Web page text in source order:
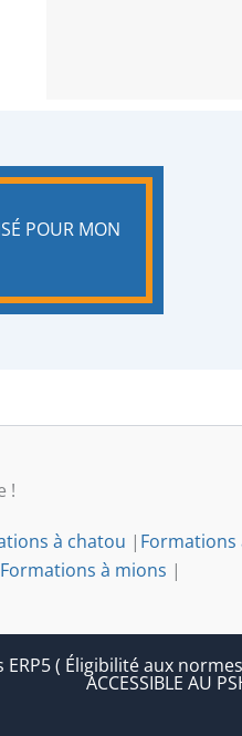
POUR MON
!
à chatou | Formations
Formations à mions |
( Éligibilité aux
ACCESSIBLE AU